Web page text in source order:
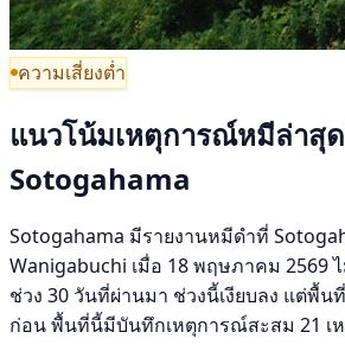
ความเสี่ยงต่ำ
แนวโน้มเหตุการณ์หมีล่าสุ
Sotogahama
Sotogahama มีรายงานหมีดำที่
Wanigabuchi เมื่อ 18 พฤษภาคม 2569
ช่วง 30 วันที่ผ่านมา ช่วงนี้เงียบลง แต่พื้น
ก่อน พื้นที่นี้มีบันทึกเหตุการณ์สะสม 21 เ